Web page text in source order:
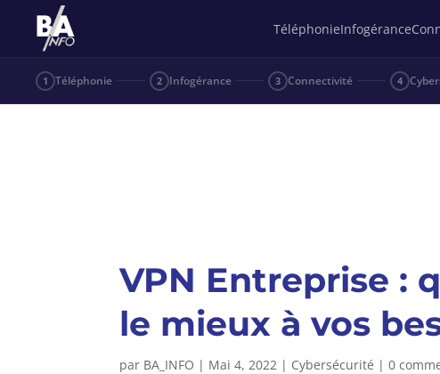
TéléphonieInfogérance
1 Téléphonie 2 Infogérance 3 Connectivité 4
VPN Entreprise :
le mieux à vos
par BA_INFO | Mai 4, 2022 | Cybersécurité |0